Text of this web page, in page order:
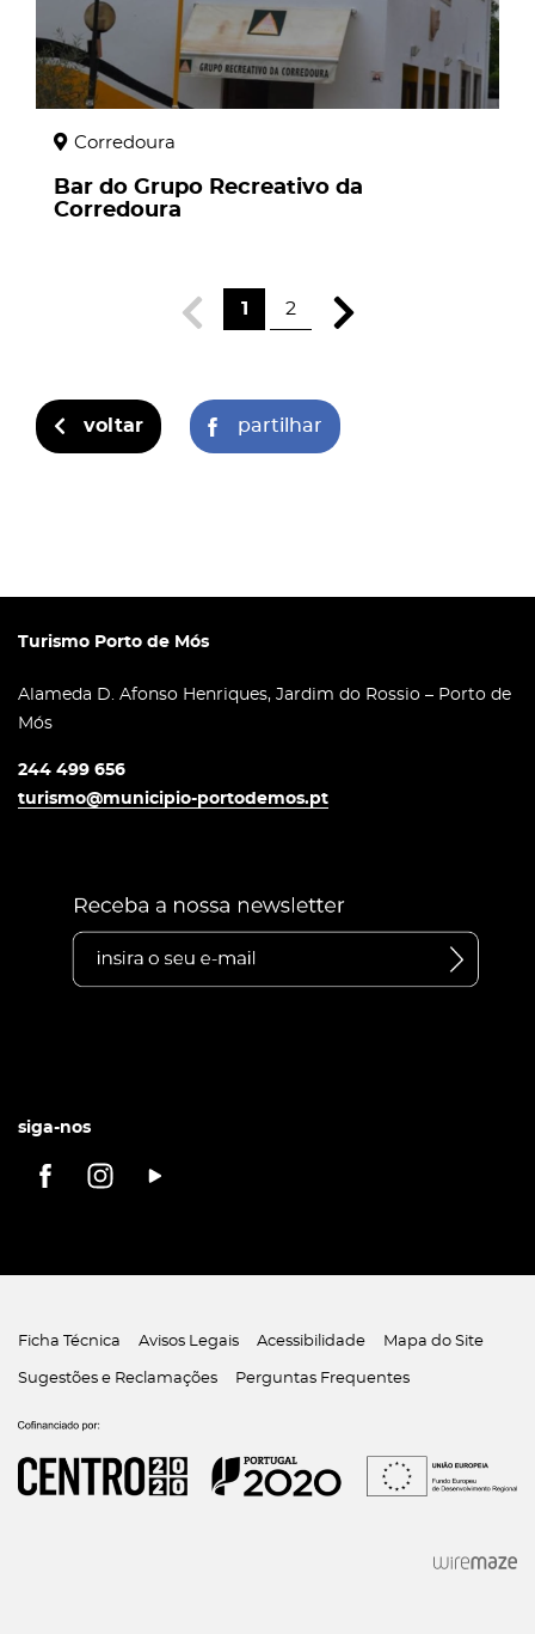
Corredoura
Bar do Grupo Recreativo da
Corredoura
1 2
voltar partilhar
Turismo Porto de Mós
Alameda D. Afonso Henriques, Jardim do Rossio – Porto de
Mós
244 499 656
turismo@municipio-portodemos.pt
siga-nos
Ficha Técnica Avisos Legais Acessibilidade Mapa do Site
Sugestões e Reclamações Perguntas Frequentes